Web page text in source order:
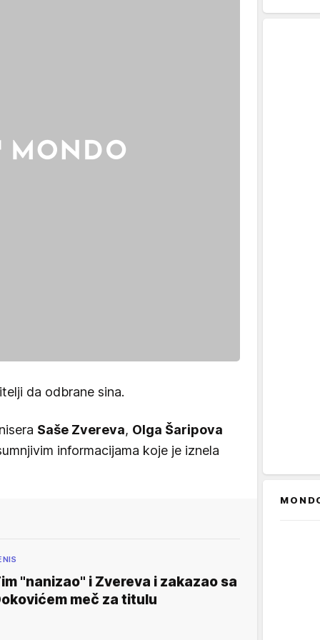
da odbrane sina.
Saše Zvereva, Olga Šaripova
informacijama koje je iznela
"nanizao" i Zvereva i zakazao sa
meč za titulu